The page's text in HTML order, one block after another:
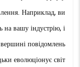
Наприклад, ви
на вашу індустрію, і
повідомлень.
еволюціонує світ